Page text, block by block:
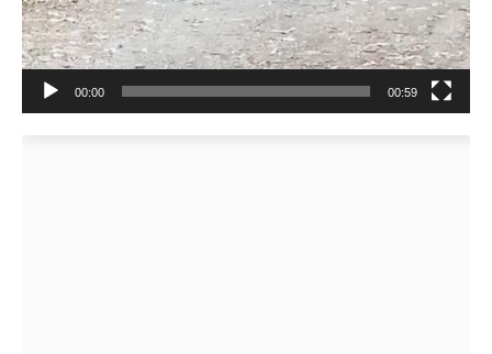
00:00 00:59